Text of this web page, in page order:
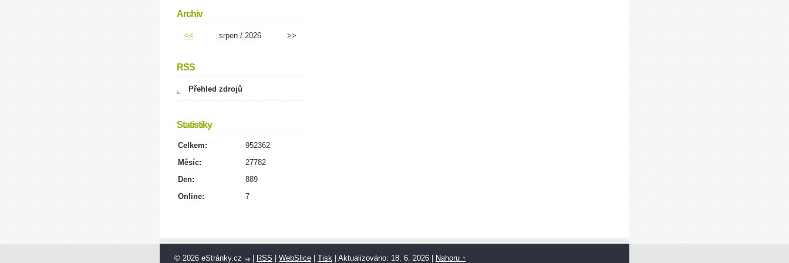
Archiv
<< srpen / 2026 >>
RSS
Přehled zdrojů
Statistiky
Online: 7
Celkem:
952362
Měsíc:
27782
Den:
889
© 2026 eStránky.cz RSS WebSlice Tisk Aktualizováno: 18. 6. 2026 Nahoru ↑